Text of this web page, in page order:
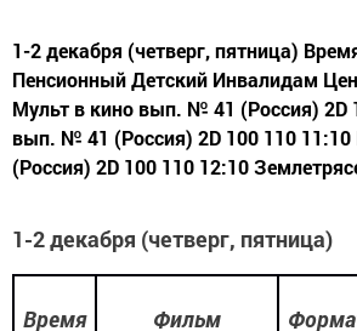
1-2 декабря (четверг, пятница)
Пенсионный Детский Инвалидам
Мульт в кино вып. № 41 (Россия) 2D
вып. № 41 (Россия) 2D 100 110
(Россия) 2D 100 110 12:10
1-2 декабря (четверг, пятница)
Время Фильм